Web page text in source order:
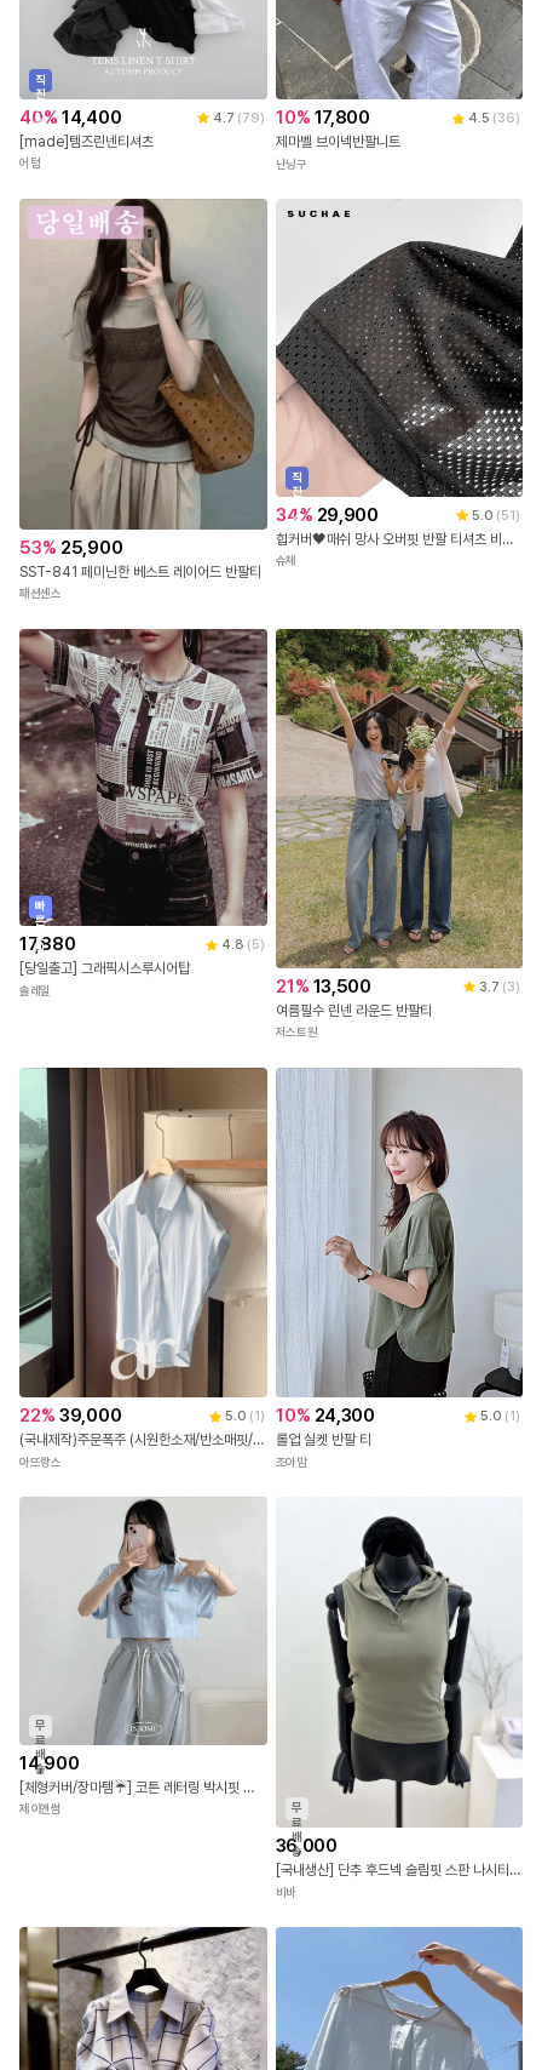
직
진
배
송
40% 14,400 4.7 (79)
[made]템즈린넨티셔츠
어텀
10% 17,800 4.5 (36)
제마벨 브이넥반팔니트
난닝구
53% 25,900
SST-841 페미닌한 베스트 레이어드 반팔티
패션센스
직
진
배
송
34% 29,900 5.0 (51)
힙커버🖤매쉬 망사 오버핏 반팔 티셔츠 비치웨어 비키니커버업
슈체
빠
른
출
발
17,880 4.8 (5)
[당일출고] 그래픽시스루시어탑
솔레일 21% 13,500 3.7 (3)
여름필수 린넨 라운드 반팔티
저스트원
22% 39,000 5.0 (1 )
(국내제작)주문폭주 (시원한소재/반소매핏/출근&데일리) (반팔블라우스/셔츠/출근룩) 롤업 반팔셔츠 하객 블라우스 여름셔츠 bs8811
아뜨랑스
10% 24,300 5.0 (1 )
롤업 실켓 반팔 티
조아맘
무
료
배
송
14,900
[체형커버/장마템☔] 코튼 레터링 박시핏 크롭티 오버사이즈 반팔 티셔츠 루즈핏 크롭 반팔티 면티 오버핏 4COLOR
제이앤썸
무
료
배
송
36,000
[국내생산] 단추 후드넥 슬림핏 스판 나시티 26SS
비바